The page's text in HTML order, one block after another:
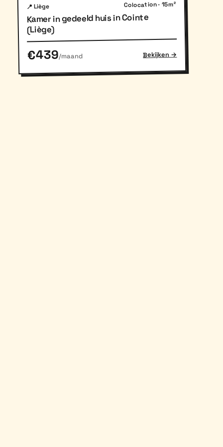
📍 Liège Colocation · 15m²
Kamer in gedeeld huis in Cointe
(Liège)
€439/maand Bekijken →